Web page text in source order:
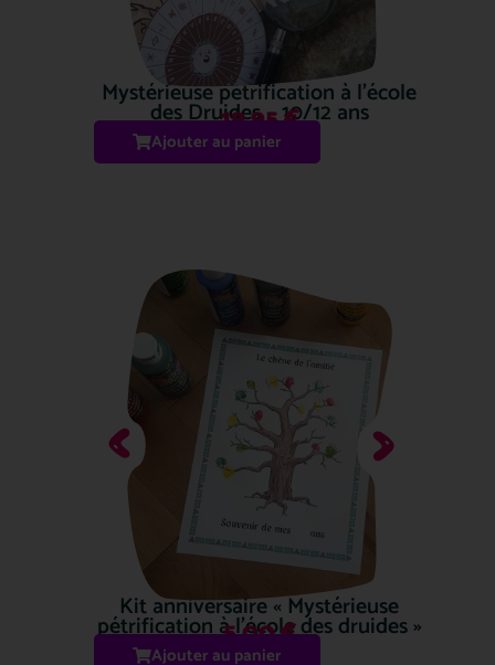
Mystérieuse pétrification à l’école
des Druides – 10/12 ans
19.95€
Ajouter au panier
Kit anniversaire « Mystérieuse
pétrification à l’école des druides »
5.00€
Ajouter au panier